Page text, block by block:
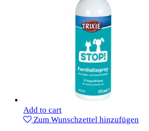
Add to cart
Zum Wunschzettel hinzufügen